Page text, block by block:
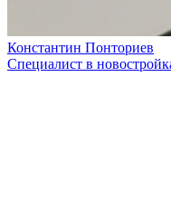
Константин Понториев
Специалист в